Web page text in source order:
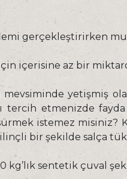
gerçekleştirirken
için içerisine az bir
mevsiminde yetişmiş
tercih etmenizde
istemez misiniz?
bir şekilde salça
kg’lık sentetik çuval